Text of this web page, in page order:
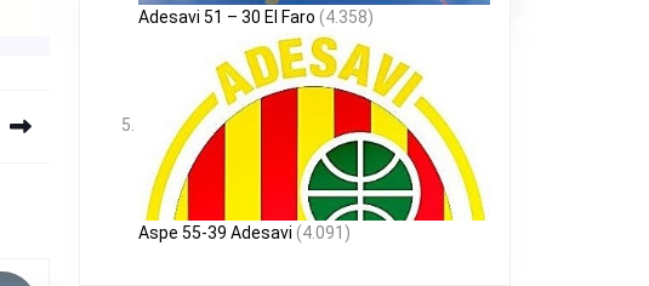
Adesavi 51 – 30 El Faro (4.358)
Aspe 55-39 Adesavi (4.091)